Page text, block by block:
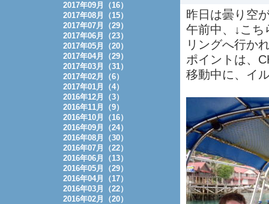
昨日は曇り空
午前中、↓こち
リングへ行か
ポイントは、
移動中に、イ
2017年09月（16）
2017年08月（15）
2017年07月（29）
2017年06月（23）
2017年05月（20）
2017年04月（29）
2017年03月（31）
2017年02月（6）
2017年01月（4）
2016年12月（3）
2016年11月（9）
2016年10月（16）
2016年09月（24）
2016年08月（30）
2016年07月（22）
2016年06月（13）
2016年05月（29）
2016年04月（17）
2016年03月（22）
2016年02月（20）